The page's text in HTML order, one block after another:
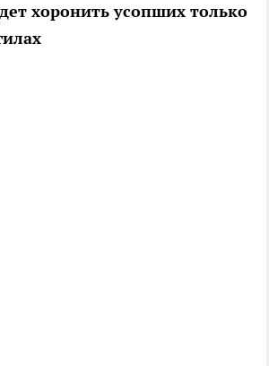
хоронить усопших только